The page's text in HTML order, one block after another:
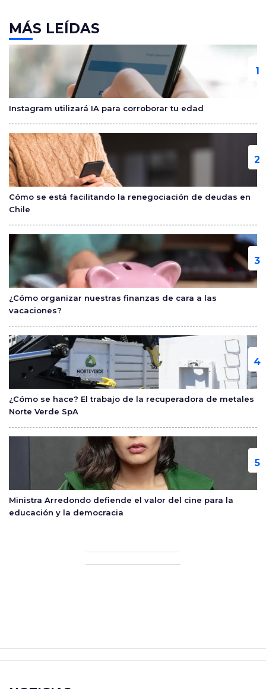
c
e
b
o
k
itt
er
m
p
ar
tir
MÁS LEÍDAS
Instagram utilizará IA para corroborar tu edad
Cómo se está facilitando la renegociación de deudas en
Chile
¿Cómo organizar nuestras finanzas de cara a las
vacaciones?
¿Cómo se hace? El trabajo de la recuperadora de metales
Norte Verde SpA
Ministra Arredondo defiende el valor del cine para la
educación y la democracia